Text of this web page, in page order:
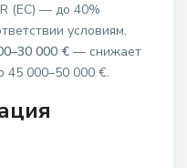
(ЕС) — до 40%
условиям.
000 € — снижает
45 000–50 000 €.